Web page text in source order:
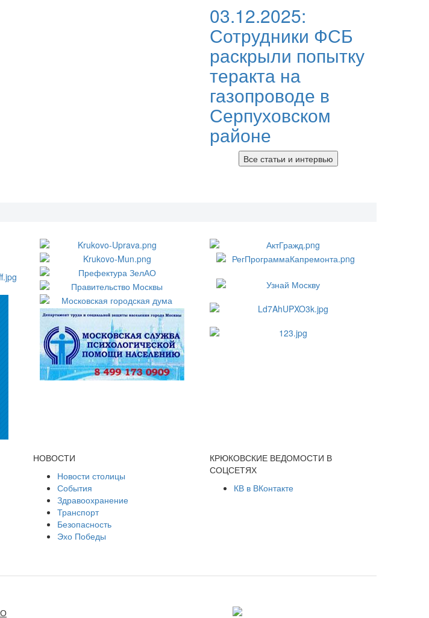
03.12.2025:
Сотрудники ФСБ
раскрыли попытку
теракта на
газопроводе в
Серпуховском
районе
Все статьи и интервью
НОВОСТИ
Новости столицы
События
Здравоохранение
Транспорт
Безопасность
Эхо Победы
КРЮКОВСКИЕ ВЕДОМОСТИ В
СОЦСЕТЯХ
КВ в ВКонтакте